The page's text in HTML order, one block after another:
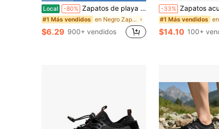
Local -80% Zapatos de playa para hombres y mujeres HDOXSE 2026, zapatos de agua, zapatos de snorkel y natación de secado rápido, zapatos anfibios para caminar por la playa y senderismo
#1 Más vendidos en Negro Zapatos de Exteriores para Hombre
$6.29 900+ vendidos
-33% Zapatos acuáticos para hombres para natación, playa, piscina,
#1 Más vendidos
$14.10 100+